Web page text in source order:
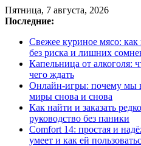
Пятница, 7 августа, 2026
Последние:
Свежее куриное мясо: как
без риска и лишних
Капельница от алкоголя:
чего ждать
Онлайн-игры: почему мы
миры снова и снова
Как найти и заказать
руководство без паники
Comfort 14: простая и
умеет и как ей